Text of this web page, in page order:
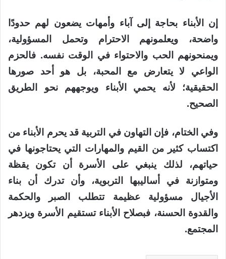
إن الأبناء بحاجة إلى آباء وأمهات يضعون لهم حدودًا
واضحة، ويعلمونهم الاحترام وتحمل المسؤولية،
ويمنحونهم الحب والاحتواء في الوقت نفسه. فالحزم
الواعي لا يتعارض مع المحبة، بل هو أحد صورها
الحقيقية؛ لأنه يحمي الأبناء ويوجههم نحو الطريق
الصحيح.
وفي الختام، فإن التهاون في التربية قد يحرم الأبناء من
اكتساب كثير من القيم والمهارات التي يحتاجونها في
حياتهم، لذلك ينبغي على الأسرة أن تكون يقظة
ومتوازنة في أساليبها التربوية، وأن تدرك أن بناء
الأجيال مسؤولية عظيمة تتطلب الصبر والحكمة
والقدوة الحسنة، فبصلاح الأبناء تستقيم الأسرة ويزدهر
المجتمع.